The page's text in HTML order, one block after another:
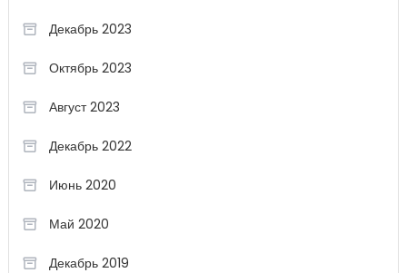
Декабрь 2023
Октябрь 2023
Август 2023
Декабрь 2022
Июнь 2020
Май 2020
Декабрь 2019